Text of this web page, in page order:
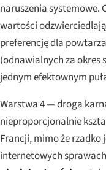
naruszenia systemowe.
wartości
preferencję dla
(odnawialnych za okres
jednym efektownym
Warstwa 4 — droga
nieproporcjonalnie
Francji, mimo że
internetowych